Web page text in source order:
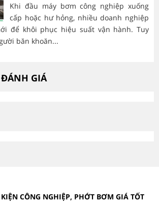
Khi đầu máy bơm công nghiệp xuống
cấp hoặc hư hỏng, nhiều doanh nghiệp
để khôi phục hiệu suất vận hành. Tuy
băn khoăn...
GIÁ
CÔNG NGHIỆP, PHỚT BƠM GIÁ TỐT